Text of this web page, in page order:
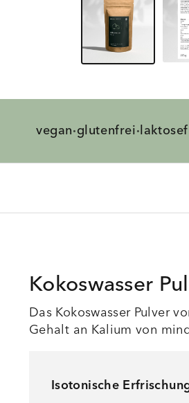
vegan·glutenfrei·
Kokoswasser
Das Kokoswasser Pulver
Gehalt an Kalium von
Isotonische